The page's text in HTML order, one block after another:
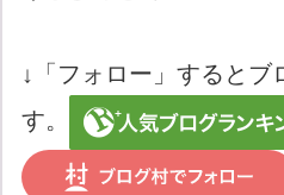
↓「フォロー」するとブ
す。